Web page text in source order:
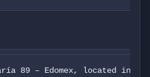
89 – Edomex, located in